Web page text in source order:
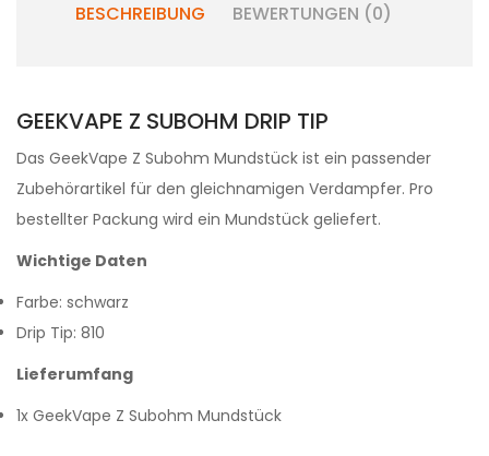
BESCHREIBUNG BEWERTUNGEN (0)
GEEKVAPE Z SUBOHM DRIP TIP
Das GeekVape Z Subohm Mundstück ist ein passender
Zubehörartikel für den gleichnamigen Verdampfer. Pro
bestellter Packung wird ein Mundstück geliefert.
Wichtige Daten
Farbe: schwarz
Drip Tip: 810
Lieferumfang
1x GeekVape Z Subohm Mundstück